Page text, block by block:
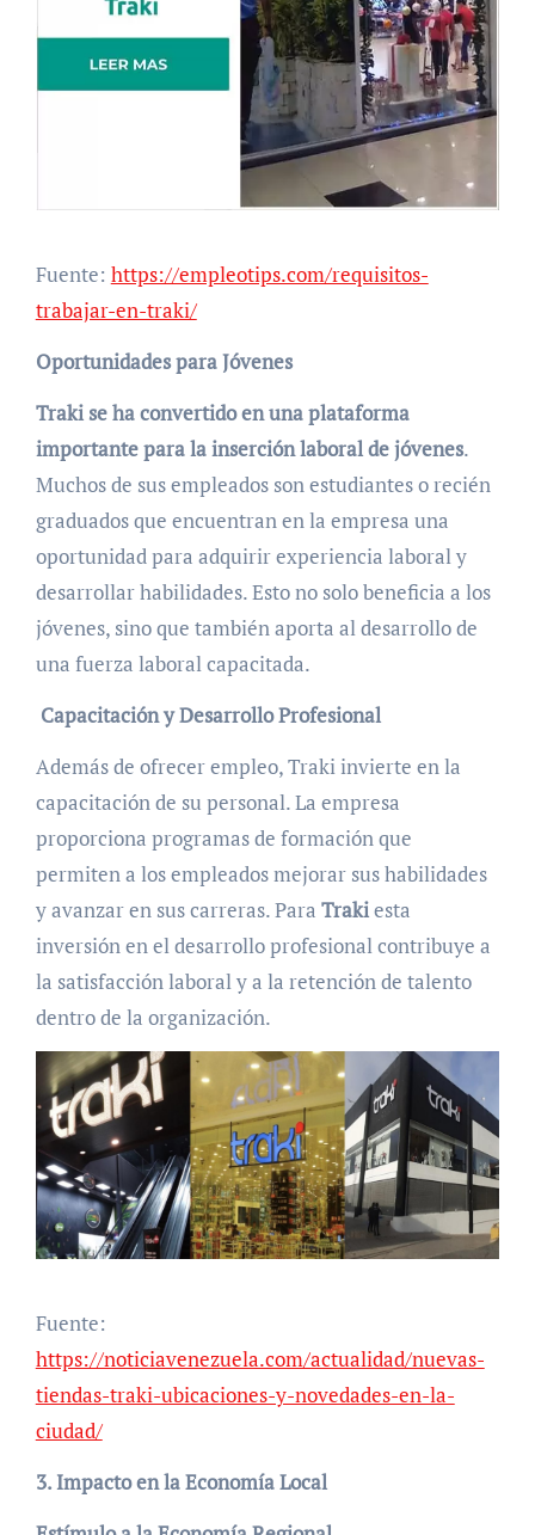
Fuente: https://empleotips.com/requisitos-
trabajar-en-traki/
Oportunidades para Jóvenes
Traki se ha convertido en una plataforma
importante para la inserción laboral de jóvenes.
Muchos de sus empleados son estudiantes o recién
graduados que encuentran en la empresa una
oportunidad para adquirir experiencia laboral y
desarrollar habilidades. Esto no solo beneficia a los
jóvenes, sino que también aporta al desarrollo de
una fuerza laboral capacitada.
Capacitación y Desarrollo Profesional
Además de ofrecer empleo, Traki invierte en la
capacitación de su personal. La empresa
proporciona programas de formación que
permiten a los empleados mejorar sus habilidades
y avanzar en sus carreras. Para Trakiesta
inversión en el desarrollo profesional contribuye a
la satisfacción laboral y a la retención de talento
dentro de la organización.
Fuente:
https://noticiavenezuela.com/actualidad/nuevas-
tiendas-traki-ubicaciones-y-novedades-en-la-
ciudad/
3. Impacto en la Economía Local